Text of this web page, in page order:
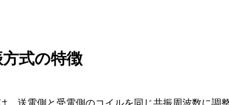
式の特徴
、送電側と受電側のコイルを同じ共振周波数に調